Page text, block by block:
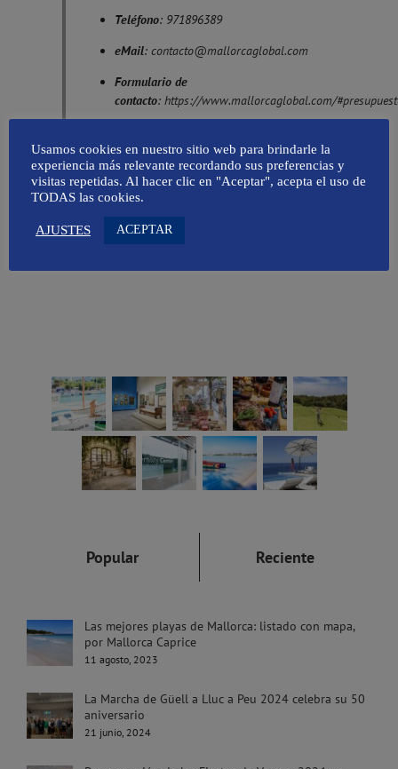
Teléfono: 971896389
eMail: contacto@mallorcaglobal.com
Formulario de
contacto: https://www.mallorcaglobal.com/
Dominio:https://www.mallorcaglobal.com/
Registro de Tratamientos conforme al
RGPD:
Correo, Empleados, Selección de Personal
y Usuarios Web.
Popular Reciente
Las mejores playas de Mallorca: listado con mapa,
por Mallorca Caprice
11 agosto, 2023
La Marcha de Güell a Lluc a Peu 2024 celebra su 50
aniversario
21 junio, 2024
Usamos cookies en nuestro sitio web para brindarle la
experiencia más relevante recordando sus preferencias y
visitas repetidas. Al hacer clic en "Aceptar", acepta el uso de
TODAS las cookies.
AJUSTES ACEPTAR